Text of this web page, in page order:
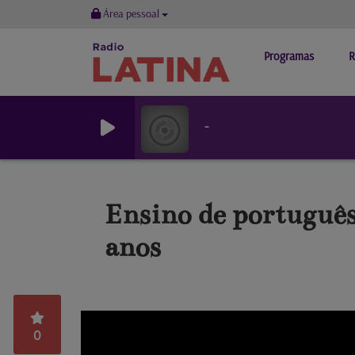
Área pessoal
Programas
-
Ensino de
anos
0